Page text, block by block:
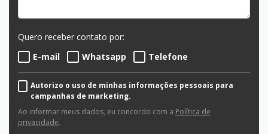
Quero receber contato por:
E-mail
Whatsapp Telefone
Autorizo o uso de minhas informações pessoais para
campanhas de marketing.
Ao informar meus dados, eu concordo com a Política de
privacidade.